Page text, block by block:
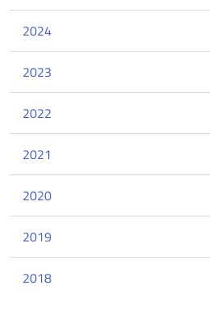
2024
2023
2022
2021
2020
2019
2018